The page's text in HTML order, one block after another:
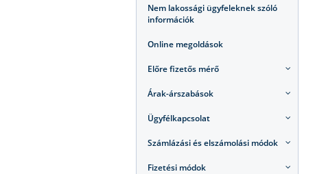
Nem lakossági ügyfeleknek szóló
információk
Online megoldások
Előre fizetős mérő
Árak-árszabások
Ügyfélkapcsolat
Számlázási és elszámolási módok
Fizetési módok